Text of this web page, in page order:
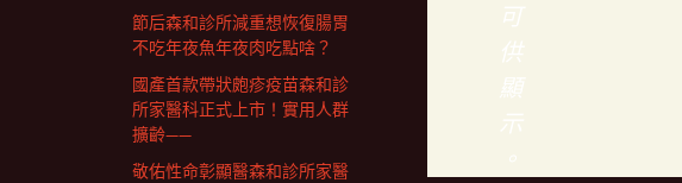
節后森和診所減重想恢復腸胃
不吃年夜魚年夜肉吃點啥？
國產首款帶狀皰疹疫苗森和診
所家醫科正式上市！實用人群
擴齡——
敬佑性命彰顯醫森和診所家醫
可
供
顯
示
。